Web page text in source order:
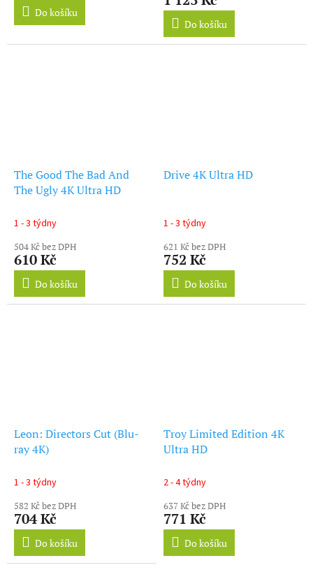
5,0
hvězdiček.
Do košíku
Do košíku
The Good The Bad And
The Ugly 4K Ultra HD
1 - 3 týdny
504 Kč bez DPH
610 Kč
Do košíku
Drive 4K Ultra HD
1 - 3 týdny
621 Kč bez DPH
752 Kč
Do košíku
Leon: Directors Cut (Blu-
ray 4K)
1 - 3 týdny
582 Kč bez DPH
704 Kč
Do košíku
Troy Limited Edition 4K
Ultra HD
2 - 4 týdny
637 Kč bez DPH
771 Kč
Do košíku